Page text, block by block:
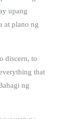
upang
at plano ng
discern, to
that
ng